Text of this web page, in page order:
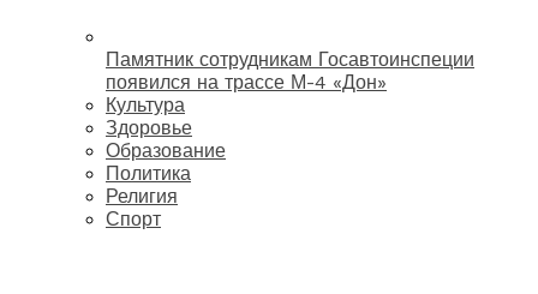
Памятник сотрудникам Госавтоинспеции
появился на трассе М-4 «Дон»
Культура
Здоровье
Образование
Политика
Религия
Спорт